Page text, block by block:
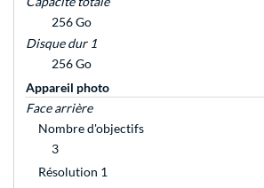
256 Go
Disque dur 1
256 Go
Appareil photo
Face arrière
Nombre d'objectifs
3
Résolution 1